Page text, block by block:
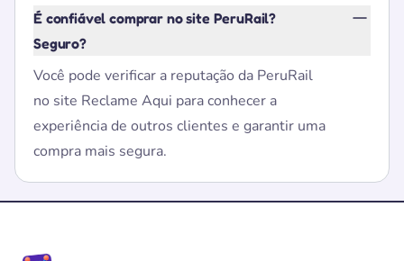
É confiável comprar no site PeruRail?
Seguro?
Você pode verificar a reputação da PeruRail
no site Reclame Aqui para conhecer a
experiência de outros clientes e garantir uma
compra mais segura.